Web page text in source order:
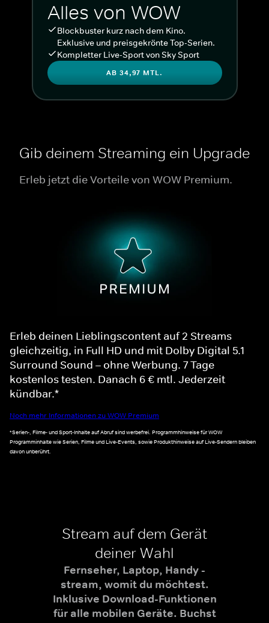
Alles von WOW
Blockbuster kurz nach dem Kino.
Exklusive und preisgekrönte Top-Serien.
Kompletter Live-Sport von Sky Sport
AB 34,97 MTL.
Gib deinem Streaming ein Upgrade
Erleb jetzt die Vorteile von WOW Premium.
Erleb deinen Lieblingscontent auf 2 Streams
gleichzeitig, in Full HD und mit Dolby Digital 5.1
Surround Sound – ohne Werbung. 7 Tage
kostenlos testen. Danach 6 € mtl. Jederzeit
kündbar.*
Noch mehr Informationen zu WOW Premium
*Serien-, Filme- und Sport-Inhalte auf Abruf sind werbefrei. Programmhinweise für WOW
Programminhalte wie Serien, Filme und Live-Events, sowie Produkthinweise auf Live-Sendern bleiben
davon unberührt.
Stream auf dem Gerät
deiner Wahl
Fernseher, Laptop, Handy -
stream, womit du möchtest.
Inklusive Download-Funktionen
für alle mobilen Geräte. Buchst